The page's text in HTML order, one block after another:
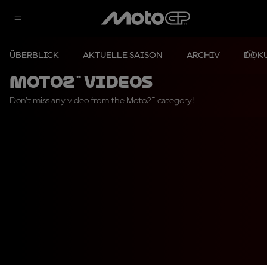
ÜBERBLICK AKTUELLE SAISON ARCHIV
Moto2™ Videos
Don't miss any video from the Moto2™ category!